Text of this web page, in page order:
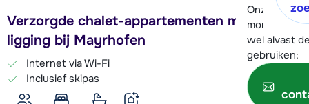
Onze
moment
wel alvast
gebruiken:
Verzorgde chalet-appartementen met rustige
ligging bij Mayrhofen
Internet via Wi-Fi
Inclusief skipas